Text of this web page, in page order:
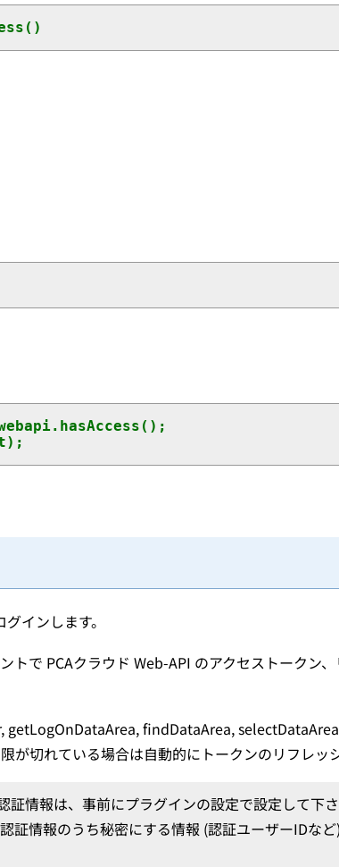
インします。
トで PCAクラウド Web-API のアクセストーク
findDataArea,
が切れている場合は自動的にトークンのリフレッ
証情報は、事前にプラグインの設定で設定して下さ
証情報のうち秘密にする情報 (認証ユーザーIDな